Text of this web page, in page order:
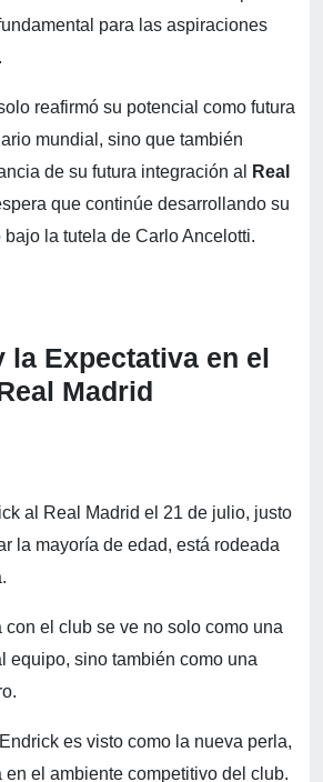
para las aspiraciones
reafirmó su potencial como futura
mundial, sino que también
de su futura integración al
Real
que continúe desarrollando su
la tutela de Carlo Ancelotti.
la Expectativa en el
Madrid
al Real Madrid el 21 de julio, justo
la mayoría de edad, está rodeada
con el club se ve no solo como una
equipo, sino también como una
es visto como la nueva perla,
en el ambiente competitivo del club.